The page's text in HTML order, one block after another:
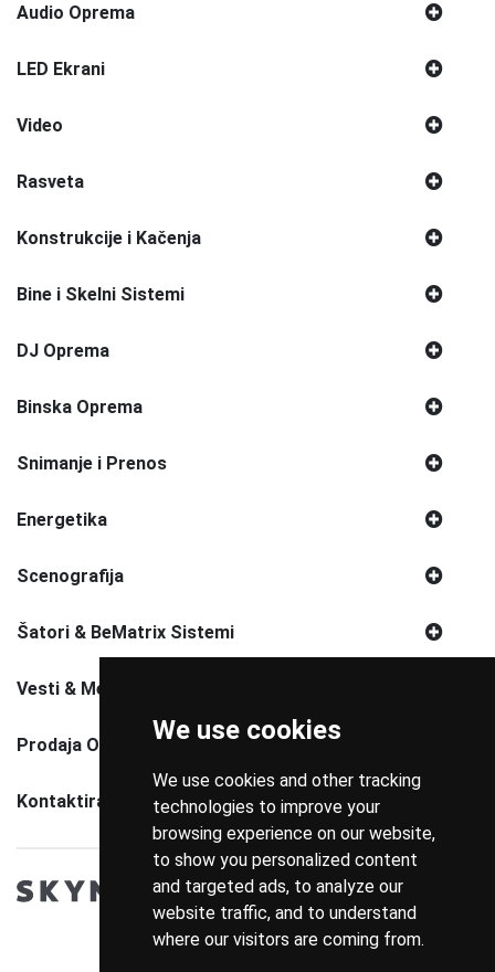
We use cookies
We use cookies and other tracking
technologies to improve your
browsing experience on our website,
to show you personalized content
and targeted ads, to analyze our
website traffic, and to understand
where our visitors are coming from.
Audio Oprema
LED Ekrani
Video
Rasveta
Konstrukcije i Kačenja
Bine i Skelni Sistemi
DJ Oprema
Binska Oprema
Snimanje i Prenos
Energetika
Scenografija
Šatori & BeMatrix Sistemi
Vesti & Media
Prodaja Opreme
Kontaktirajte Nas